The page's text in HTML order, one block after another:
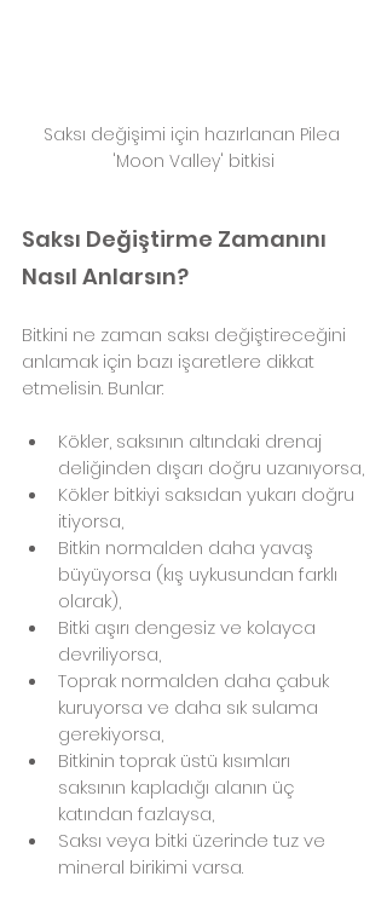
Saksı değişimi için hazırlanan Pilea
'Moon Valley' bitkisi
Saksı Değiştirme Zamanını
Nasıl Anlarsın?
Bitkini ne zaman saksı değiştireceğini
anlamak için bazı işaretlere dikkat
etmelisin. Bunlar:
Kökler, saksının altındaki drenaj
deliğinden dışarı doğru uzanıyorsa,
Kökler bitkiyi saksıdan yukarı doğru
itiyorsa,
Bitkin normalden daha yavaş
büyüyorsa (kış uykusundan farklı
olarak),
Bitki aşırı dengesiz ve kolayca
devriliyorsa,
Toprak normalden daha çabuk
kuruyorsa ve daha sık sulama
gerekiyorsa,
Bitkinin toprak üstü kısımları
saksının kapladığı alanın üç
katından fazlaysa,
Saksı veya bitki üzerinde tuz ve
mineral birikimi varsa.